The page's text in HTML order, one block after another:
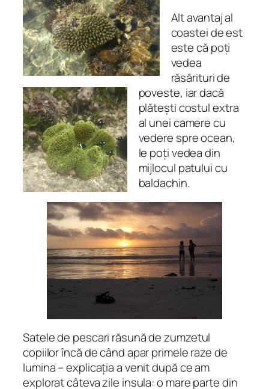
Alt avantaj al
coastei de est
este că poți
vedea
răsărituri de
poveste, iar dacă
plătești costul extra
al unei camere cu
vedere spre ocean,
le poți vedea din
mijlocul patului cu
baldachin.
Satele de pescari răsună de zumzetul
copiilor încă de când apar primele raze de
lumina – explicația a venit după ce am
explorat câteva zile insula: o mare parte din